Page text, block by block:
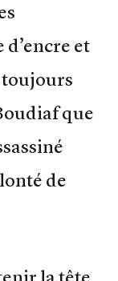
et
toujours
que
de